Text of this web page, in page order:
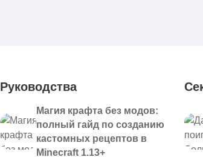
Руководства
Магия крафта без модов:
полный гайд по созданию
кастомных рецептов в
Minecraft 1.13+